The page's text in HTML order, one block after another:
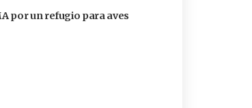
por un refugio para aves